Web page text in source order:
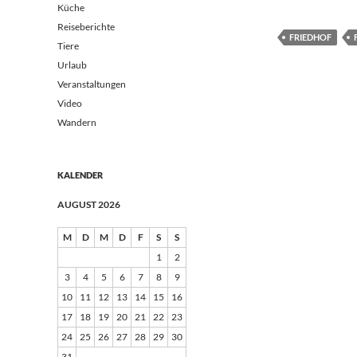
FRIEDHOF
Küche
Reiseberichte
Tiere
Urlaub
Veranstaltungen
Video
Wandern
KALENDER
AUGUST 2026
M D M D F S
S
1
2
3
4 5 6 7 8
9
10
11 12 13 14 15
16
17
18 19 20 21 22 23
24 25 26 27 28 29
30